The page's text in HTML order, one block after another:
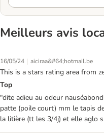
Meilleurs avis
16/05/24 | aiciraa&#64;hotmail.be
This is a stars rating area from
Top
"dite adieu au odeur
patte (poile court) mm le tapis
la litière (tt les 3/4j) et elle aglo